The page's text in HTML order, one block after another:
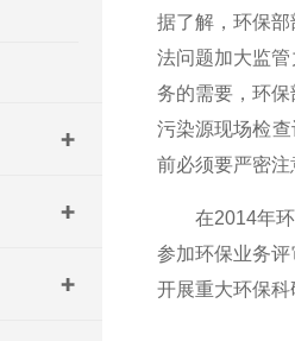
据了解，环保部
法问题加大监
务的需要，环
污染源现场检
前必须要严密
在2014年
参加环保业务
开展重大环保